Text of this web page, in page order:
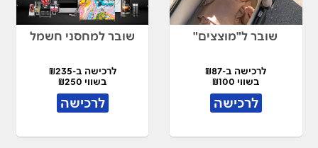
שובר ל"מוצצים"
לרכישה ב-₪87
בשווי ₪100
לרכישה
שובר למחסני חשמל
לרכישה ב-₪235
בשווי ₪250
לרכישה